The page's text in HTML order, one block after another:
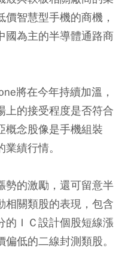
智慧型手機的商機，
國為主的半導體通路商
將在今年持續加溫，
上的接受程度是否符合
概念股像是手機組裝
績行情。
勢的激勵，還可留意半
相關類股的表現，包含
的ＩＣ設計個股短線漲
低的二線封測類股。